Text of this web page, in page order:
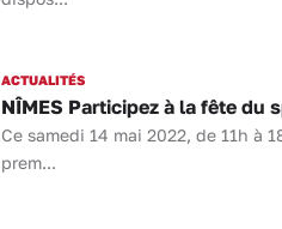
ACTUALITÉS
NÎMES Participez à la fête du
Ce samedi 14 mai 2022, de 11h à
prem...